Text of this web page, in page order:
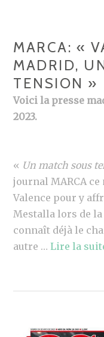
MARCA: «
MADRID,
TENSION »
Voici la presse
2023.
« Un match sous
journal MARCA
Valence pour y
Mestalla lors de la
connaît déjà le
autre …Lire la